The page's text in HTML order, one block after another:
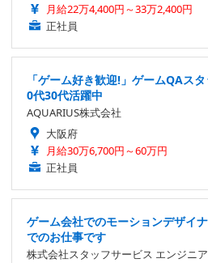
月給22万4,400円～33万2,400円
正社員
「ゲーム好き歓迎!」ゲームQAス
0代30代活躍中
AQUARIUS株式会社
大阪府
月給30万6,700円～60万円
正社員
ゲーム会社でのモーションデザイ
でのお仕事です
株式会社スタッフサービス エンジニ